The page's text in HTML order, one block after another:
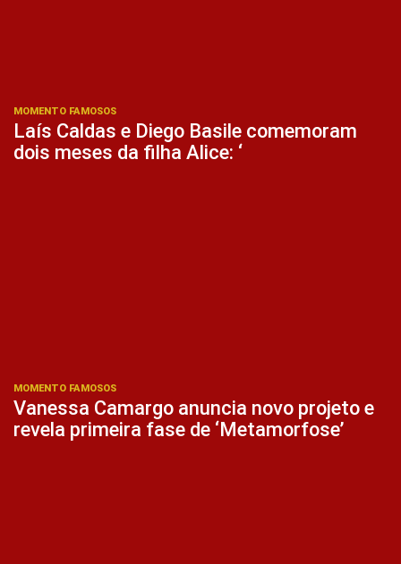
MOMENTO FAMOSOS
Laís Caldas e Diego Basile comemoram
dois meses da filha Alice: ‘
MOMENTO FAMOSOS
Vanessa Camargo anuncia novo projeto e
revela primeira fase de ‘Metamorfose’